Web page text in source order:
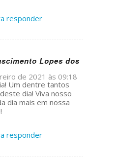
responder
Lopes dos
de 2021 às 09:18
Um dentre tantos
dia! Viva nosso
dia mais em nossa
responder